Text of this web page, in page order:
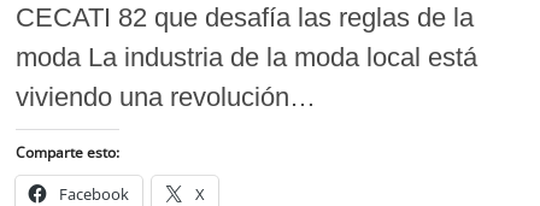
CECATI 82 que desafía las reglas de la
moda La industria de la moda local está
viviendo una revolución…
Comparte esto:
Facebook X